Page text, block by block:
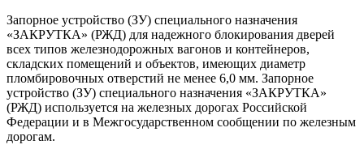
Запорное устройство (ЗУ) специального назначения
«ЗАКРУТКА» (РЖД) для надежного блокирования дверей
всех типов железнодорожных вагонов и контейнеров,
складских помещений и объектов, имеющих диаметр
пломбировочных отверстий не менее 6,0 мм. Запорное
устройство (ЗУ) специального назначения «ЗАКРУТКА»
(РЖД) используется на железных дорогах Российской
Федерации и в Межгосударственном сообщении по железным
дорогам.